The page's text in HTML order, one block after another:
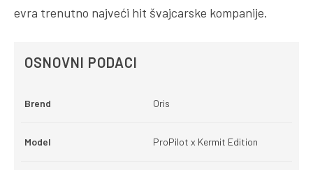
evra trenutno najveći hit švajcarske kompanije.
OSNOVNI PODACI
Brend Oris
Model ProPilot x Kermit Edition